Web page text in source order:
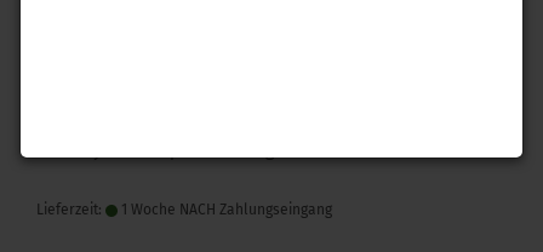
Lieferzeit: 1 Woche NACH Zahlungseingang